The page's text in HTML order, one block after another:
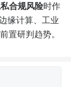
合规风险时作
缘计算、工业
置研判趋势。